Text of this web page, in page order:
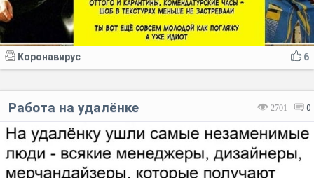
6
Коронавирус
2701 0
Работа на удалёнке